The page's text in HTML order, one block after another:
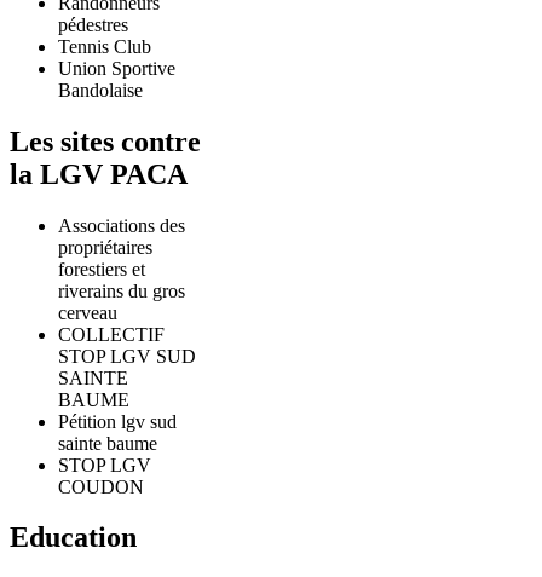
pédestres
Tennis Club
Union Sportive
Bandolaise
Les sites contre
la LGV PACA
Associations des
propriétaires
forestiers et
riverains du gros
cerveau
COLLECTIF
STOP LGV SUD
SAINTE
BAUME
Pétition lgv sud
sainte baume
STOP LGV
COUDON
Education